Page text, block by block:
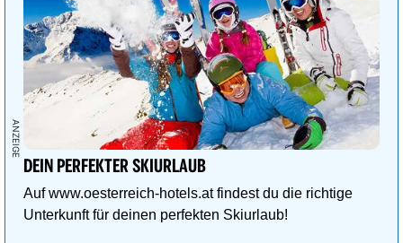
DEIN PERFEKTER SKIURLAUB
Auf www.oesterreich-hotels.at findest du die richtige
Unterkunft für deinen perfekten Skiurlaub!